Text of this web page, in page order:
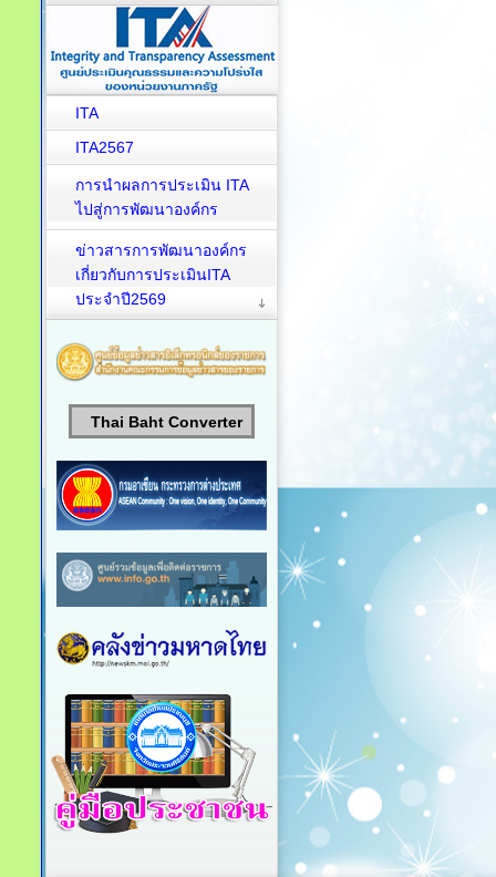
ITA
ITA2567
การนำผลการประเมิน ITA
ไปสู่การพัฒนาองค์กร
ข่าวสารการพัฒนาองค์กร
เกี่ยวกับการประเมินITA
ประจำปี2569
Thai Baht Converter